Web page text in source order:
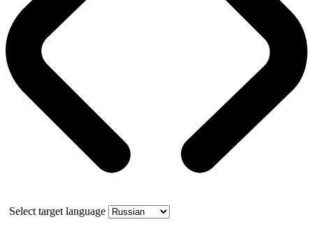
Select target language